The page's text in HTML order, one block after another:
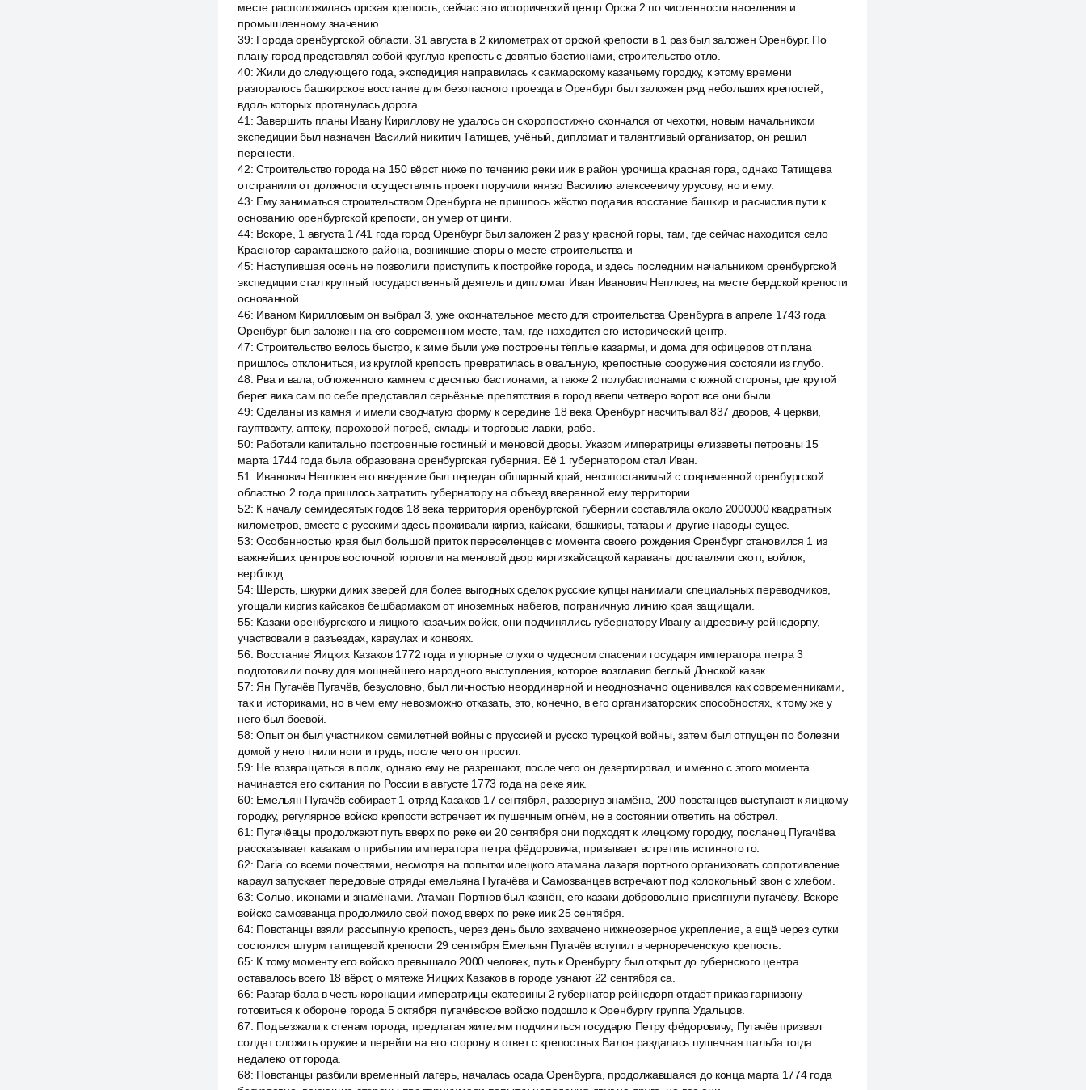
месте расположилась орская крепость, сейчас это исторический центр Орска 2 по численности населения и
промышленному значению.
39: Города оренбургской области. 31 августа в 2 километрах от орской крепости в 1 раз был заложен Оренбург. По
плану город представлял собой круглую крепость с девятью бастионами, строительство отло.
40:Жили до следующего года, экспедиция направилась к сакмарскому казачьему городку, к этому времени
разгоралось башкирское восстание для безопасного проезда в Оренбург был заложен ряд небольших крепостей,
вдоль которых протянулась дорога.
41 :Завершить планы Ивану Кириллову не удалось он скоропостижно скончался от чехотки, новым начальником
экспедиции был назначен Василий никитич Татищев, учёный, дипломат и талантливый организатор, он решил
перенести.
42:Строительство города на 150 вёрст ниже по течению реки иик в район урочища красная гора, однако Татищева
отстранили от должности осуществлять проект поручили князю Василию алексеевичу урусову, но и ему.
43: Ему заниматься строительством Оренбурга не пришлось жёстко подавив восстание башкир и расчистив пути к
основанию оренбургской крепости, он умер от цинги.
44: Вскоре, 1 августа 1741 года город Оренбург был заложен 2 раз у красной горы, там, где сейчас находится село
Красногор саракташского района, возникшие споры о месте строительства и
45: Наступившая осень не позволили приступить к постройке города, и здесь последним начальником оренбургской
экспедиции стал крупный государственный деятель и дипломат Иван Иванович Неплюев, на месте бердской крепости
основанной
46: Иваном Кирилловым он выбрал 3, уже окончательное место для строительства Оренбурга в апреле 1743 года
Оренбург был заложен на его современном месте, там, где находится его исторический центр.
47:Строительство велось быстро, к зиме были уже построены тёплые казармы, и дома для офицеров от плана
пришлось отклониться, из круглой крепость превратилась в овальную, крепостные сооружения состояли из глубо.
48: Рва и вала, обложенного камнем с десятью бастионами, а также 2 полубастионами с южной стороны, где крутой
берег яика сам по себе представлял серьёзные препятствия в город ввели четверо ворот все они были.
49:Сделаны из камня и имели сводчатую форму к середине 18 века Оренбург насчитывал 837 дворов, 4 церкви,
гауптвахту, аптеку, пороховой погреб, склады и торговые лавки, рабо.
50: Работали капитально построенные гостиный и меновой дворы. Указом императрицы елизаветы петровны 15
марта 1744 года была образована оренбургская губерния. Её 1 губернатором стал Иван.
51 : Иванович Неплюев его введение был передан обширный край, несопоставимый с современной оренбургской
областью 2 года пришлось затратить губернатору на объезд вверенной ему территории.
52: К началу семидесятых годов 18 века территория оренбургской губернии составляла около 2000000 квадратных
километров, вместе с русскими здесь проживали киргиз, кайсаки, башкиры, татары и другие народы сущес.
53:Особенностью края был большой приток переселенцев с момента своего рождения Оренбург становился 1 из
важнейших центров восточной торговли на меновой двор киргизкайсацкой караваны доставляли скотт, войлок,
верблюд.
54: Шерсть, шкурки диких зверей для более выгодных сделок русские купцы нанимали специальных переводчиков,
угощали киргиз кайсаков бешбармаком от иноземных набегов, пограничную линию края защищали.
55: Казаки оренбургского и яицкого казачьих войск, они подчинялись губернатору Ивану андреевичу рейнсдорпу,
участвовали в разъездах, караулах и конвоях.
56: Восстание Яицких Казаков 1772 года и упорные слухи о чудесном спасении государя императора петра 3
подготовили почву для мощнейшего народного выступления, которое возглавил беглый Донской казак.
57: Ян Пугачёв Пугачёв, безусловно, был личностью неординарной и неоднозначно оценивался как современниками,
так и историками, но в чем ему невозможно отказать, это, конечно, в его организаторских способностях, к тому же у
него был боевой.
58:Опыт он был участником семилетней войны с пруссией и русско турецкой войны, затем был отпущен по болезни
домой у него гнили ноги и грудь, после чего он просил.
59: Не возвращаться в полк, однако ему не разрешают, после чего он дезертировал, и именно с этого момента
начинается его скитания по России в августе 1773 года на реке яик.
60: Емельян Пугачёв собирает 1 отряд Казаков 17 сентября, развернув знамёна, 200 повстанцев выступают к яицкому
городку, регулярное войско крепости встречает их пушечным огнём, не в состоянии ответить на обстрел.
61 : Пугачёвцы продолжают путь вверх по реке еи 20 сентября они подходят к илецкому городку, посланец Пугачёва
рассказывает казакам о прибытии императора петра фёдоровича, призывает встретить истинного го.
62: Daria со всеми почестями, несмотря на попытки илецкого атамана лазаря портного организовать сопротивление
караул запускает передовые отряды емельяна Пугачёва и Самозванцев встречают под колокольный звон с хлебом.
63:Солью, иконами и знамёнами. Атаман Портнов был казнён, его казаки добровольно присягнули пугачёву. Вскоре
войско самозванца продолжило свой поход вверх по реке иик 25 сентября.
64: Повстанцы взяли рассыпную крепость, через день было захвачено нижнеозерное укрепление, а ещё через сутки
состоялся штурм татищевой крепости 29 сентября Емельян Пугачёв вступил в чернореченскую крепость.
65: К тому моменту его войско превышало 2000 человек, путь к Оренбургу был открыт до губернского центра
оставалось всего 18 вёрст, о мятеже Яицких Казаков в городе узнают 22 сентября са.
66: Разгар бала в честь коронации императрицы екатерины 2 губернатор рейнсдорп отдаёт приказ гарнизону
готовиться к обороне города 5 октября пугачёвское войско подошло к Оренбургу группа Удальцов.
67: Подъезжали к стенам города, предлагая жителям подчиниться государю Петру фёдоровичу, Пугачёв призвал
солдат сложить оружие и перейти на его сторону в ответ с крепостных Валов раздалась пушечная пальба тогда
недалеко от города.
68: Повстанцы разбили временный лагерь, началась осада Оренбурга, продолжавшаяся до конца марта 1774 года